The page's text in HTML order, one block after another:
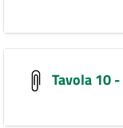
Tavola 10